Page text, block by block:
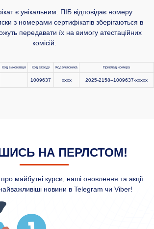
є унікальним. ПІБ відповідає номеру
з номерами сертифікатів зберігаються в
передавати їх на вимогу атестаційних
комісій.
Код виконавця Код заходу Код учасника Приклад номера
1009637 xxxx 2025-2158--1009637-xxxxx
НА ПЕРЛСТОМ!
майбутні курси, наші оновлення та акції.
новини в Telegram чи Viber!